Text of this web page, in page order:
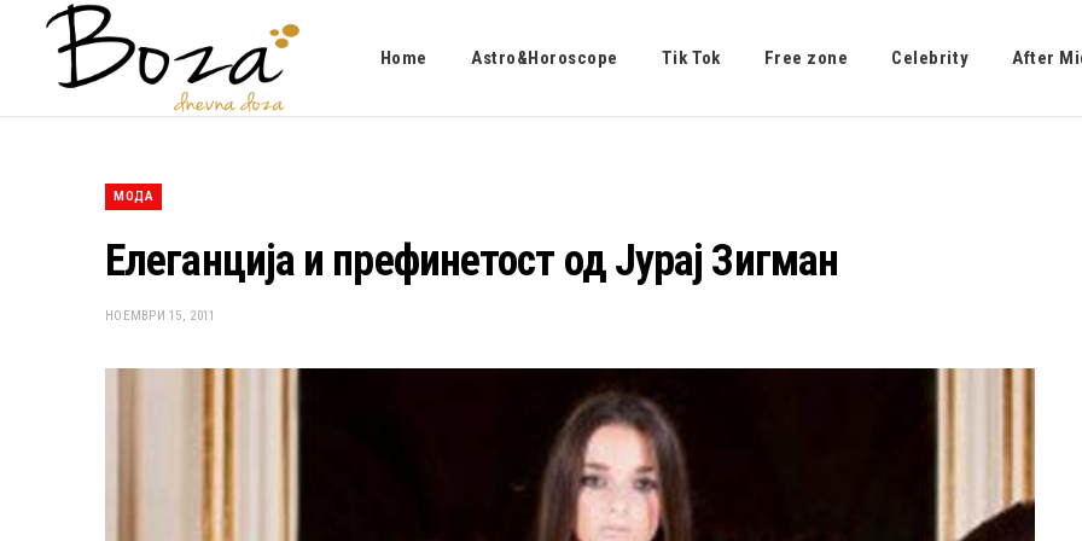
Home Astro&Horoscope Tik Tok Free zone Celebrity After
МОДА
Елеганција и префинетост од Јурај Зигман
НОЕМВРИ 15, 2011